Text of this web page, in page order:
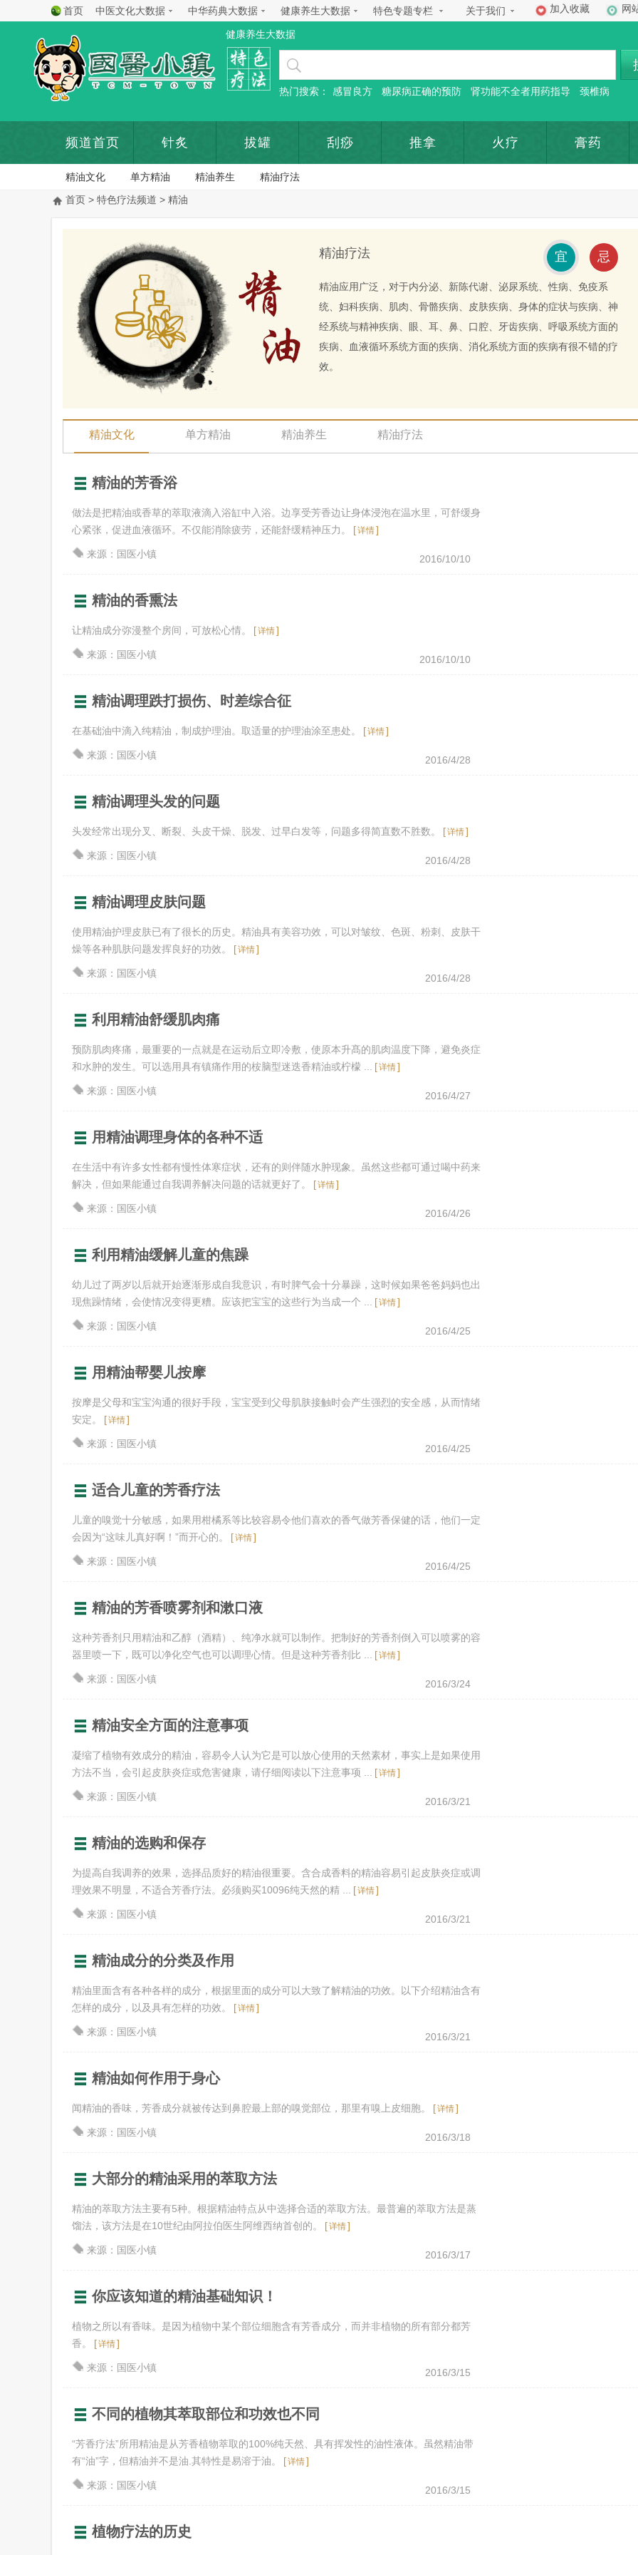
首页 中医文化大数据 中华药典大数据 健康养生大数据 特色专题专栏 关于我们 加入收藏 网
健康养生大数据
热门搜索： 感冒良方 糖尿病正确的预防 肾功能不全者用药指导 颈椎病
频道首页 针炙 拔罐 刮痧 推拿 火疗 膏药
精油文化 单方精油 精油养生
精油疗法
首页 > 特色疗法频道 > 精油
精油疗法 宜 忌
精油应用广泛，对于内分泌、新陈代谢、泌尿系统、性病、免疫系
统、妇科疾病、肌肉、骨骼疾病、皮肤疾病、身体的症状与疾病、神
经系统与精神疾病、眼、耳、鼻、口腔、牙齿疾病、呼吸系统方面的
疾病、血液循环系统方面的疾病、消化系统方面的疾病有很不错的疗
效。
精油文化 单方精油 精油养生 精油疗法
精油的芳香浴
做法是把精油或香草的萃取液滴入浴缸中入浴。边享受芳香边让身体浸泡在温水里，可舒缓身
心紧张，促进血液循环。不仅能消除疲劳，还能舒缓精神压力。
[详情]
2016/10/10
来源：国医小镇
精油的香熏法
让精油成分弥漫整个房间，可放松心情。 [详情]
2016/10/10
来源：国医小镇
精油调理跌打损伤、时差综合征
在基础油中滴入纯精油，制成护理油。取适量的护理油涂至患处。 [详情]
2016/4/28
来源：国医小镇
精油调理头发的问题
头发经常出现分叉、断裂、头皮干燥、脱发、过早白发等，问题多得简直数不胜数。 [详情]
2016/4/28
来源：国医小镇
精油调理皮肤问题
使用精油护理皮肤已有了很长的历史。精油具有美容功效，可以对皱纹、色斑、粉刺、皮肤干
燥等各种肌肤问题发挥良好的功效。
[详情]
2016/4/28
来源：国医小镇
利用精油舒缓肌肉痛
预防肌肉疼痛，最重要的一点就是在运动后立即冷敷，使原本升髙的肌肉温度下降，避免炎症
和水肿的发生。可以选用具有镇痛作用的桉脑型迷迭香精油或柠檬 ...
[详情]
2016/4/27
来源：国医小镇
用精油调理身体的各种不适
在生活中有许多女性都有慢性体寒症状，还有的则伴随水肿现象。虽然这些都可通过喝中药来
解决，但如果能通过自我调养解决问题的话就更好了。
[详情]
2016/4/26
来源：国医小镇
利用精油缓解儿童的焦躁
幼儿过了两岁以后就开始逐渐形成自我意识，有时脾气会十分暴躁，这时候如果爸爸妈妈也出
现焦躁情绪，会使情况变得更糟。应该把宝宝的这些行为当成一个 ...
[详情]
2016/4/25
来源：国医小镇
用精油帮婴儿按摩
按摩是父母和宝宝沟通的很好手段，宝宝受到父母肌肤接触时会产生强烈的安全感，从而情绪
安定。
[详情]
2016/4/25
来源：国医小镇
适合儿童的芳香疗法
儿童的嗅觉十分敏感，如果用柑橘系等比较容易令他们喜欢的香气做芳香保健的话，他们一定
会因为“这味儿真好啊！”而开心的。
[详情]
2016/4/25
来源：国医小镇
精油的芳香喷雾剂和漱口液
这种芳香剂只用精油和乙醇（酒精）、纯净水就可以制作。把制好的芳香剂倒入可以喷雾的容
器里喷一下，既可以净化空气也可以调理心情。但是这种芳香剂比 ...
[详情]
2016/3/24
来源：国医小镇
精油安全方面的注意事项
凝缩了植物有效成分的精油，容易令人认为它是可以放心使用的天然素材，事实上是如果使用
方法不当，会引起皮肤炎症或危害健康，请仔细阅读以下注意事项 ...
[详情]
2016/3/21
来源：国医小镇
精油的选购和保存
为提高自我调养的效果，选择品质好的精油很重要。含合成香料的精油容易引起皮肤炎症或调
理效果不明显，不适合芳香疗法。必须购买10096纯天然的精 ...
[详情]
2016/3/21
来源：国医小镇
精油成分的分类及作用
精油里面含有各种各样的成分，根据里面的成分可以大致了解精油的功效。以下介绍精油含有
怎样的成分，以及具有怎样的功效。
[详情]
2016/3/21
来源：国医小镇
精油如何作用于身心
闻精油的香味，芳香成分就被传达到鼻腔最上部的嗅觉部位，那里有嗅上皮细胞。 [详情]
2016/3/18
来源：国医小镇
大部分的精油采用的萃取方法
精油的萃取方法主要有5种。根据精油特点从中选择合适的萃取方法。最普遍的萃取方法是蒸
馏法，该方法是在10世纪由阿拉伯医生阿维西纳首创的。
[详情]
2016/3/17
来源：国医小镇
你应该知道的精油基础知识！
植物之所以有香味。是因为植物中某个部位细胞含有芳香成分，而并非植物的所有部分都芳
香。
[详情]
2016/3/15
来源：国医小镇
不同的植物其萃取部位和功效也不同
“芳香疗法”所用精油是从芳香植物萃取的100%纯天然、具有挥发性的油性液体。虽然精油带
有“油”字，但精油并不是油.其特性是易溶于油。
[详情]
2016/3/15
来源：国医小镇
植物疗法的历史